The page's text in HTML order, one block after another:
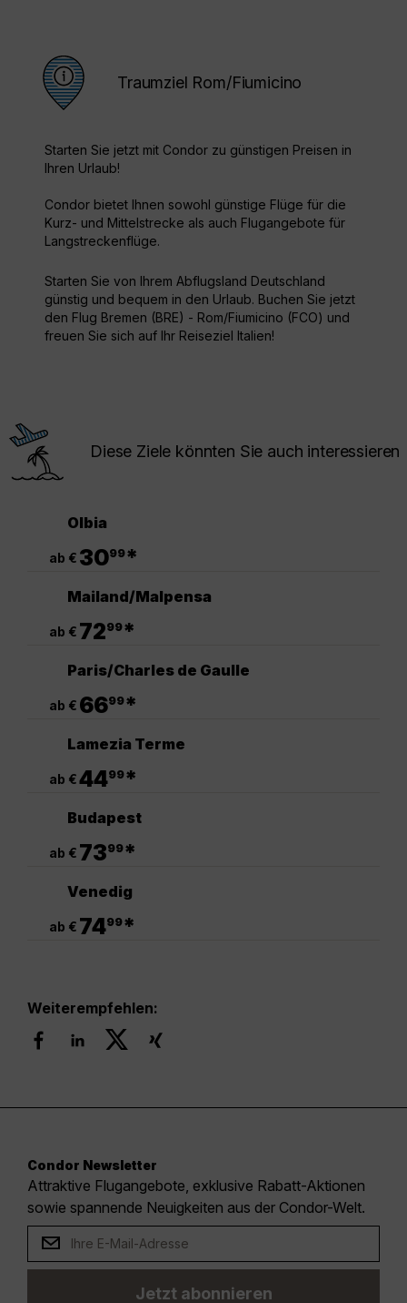
Traumziel Rom/Fiumicino
Starten Sie jetzt mit Condor zu günstigen Preisen in
Ihren Urlaub!
Condor bietet Ihnen sowohl günstige Flüge für die
Kurz- und Mittelstrecke als auch Flugangebote für
Langstreckenflüge.
Starten Sie von Ihrem Abflugsland Deutschland
günstig und bequem in den Urlaub. Buchen Sie jetzt
den Flug Bremen (BRE) - Rom/Fiumicino (FCO) und
freuen Sie sich auf Ihr Reiseziel Italien!
Diese Ziele könnten Sie auch interessieren
Olbia
ab € 3099*
Mailand/Malpensa
ab € 7299*
Paris/Charles de Gaulle
ab € 6699*
Lamezia Terme
ab €4499*
Budapest
ab € 7399*
Venedig
ab € 7499*
Weiterempfehlen:
Condor Newsletter
Attraktive Flugangebote, exklusive Rabatt-Aktionen
sowie spannende Neuigkeiten aus der Condor-Welt.
Jetzt abonnieren